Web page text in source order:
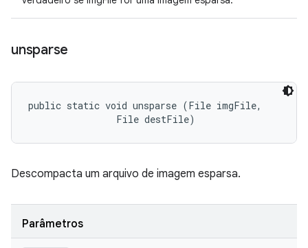
unsparse
public static void unsparse (File imgFile,
                File destFile)
Descompacta um arquivo de imagem esparsa.
Parâmetros